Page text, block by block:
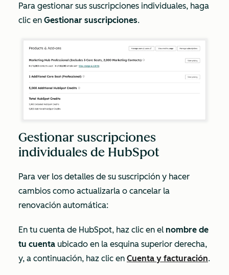
Para gestionar sus suscripciones individuales, haga
clic en Gestionar suscripciones.
Gestionar suscripciones
individuales de HubSpot
Para ver los detalles de su suscripción y hacer
cambios como actualizarla o cancelar la
renovación automática:
En tu cuenta de HubSpot, haz clic en el nombre de
tu cuenta ubicado en la esquina superior derecha,
y, a continuación, haz clic en Cuenta y facturación.